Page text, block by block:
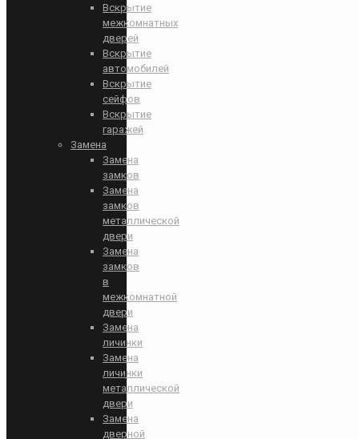
Вскрытие
межкомнатных
дверей
Вскрытие
автомобилей
Вскрытие
сейфов
Вскрытие
гаражей
Замена
Замена
замков
Замена
замков
металлической
двери
Замена
замков
в
межкомнатной
двери
Замена
личинки
Замена
личинки
металлической
двери
Замена
дверной